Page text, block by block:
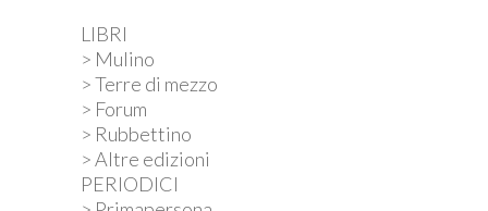
LIBRI
> Mulino
> Terre di mezzo
> Forum
> Rubbettino
> Altre edizioni
PERIODICI